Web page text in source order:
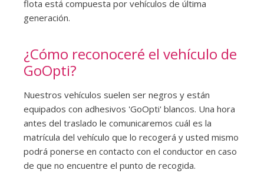
flota está compuesta por vehículos de última
generación.
¿Cómo reconoceré el vehículo de
GoOpti?
Nuestros vehículos suelen ser negros y están
equipados con adhesivos 'GoOpti' blancos. Una hora
antes del traslado le comunicaremos cuál es la
matrícula del vehículo que lo recogerá y usted mismo
podrá ponerse en contacto con el conductor en caso
de que no encuentre el punto de recogida.